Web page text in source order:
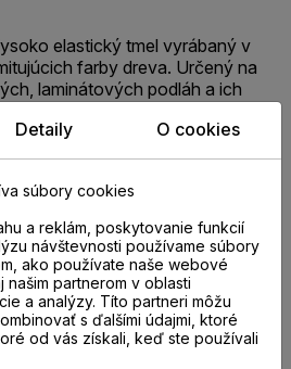
elastický tmel vyrábaný v
farby dreva. Určený na
laminátových podláh a ich
všetkými typmi farieb vrátane
lakov. CHARAKTERISTIKA
dobrá priľnavosť na porézne
podlahovými lakmi PRÍKLADY
s pohybom do 15% - spoje
líšt - tmelenie spojov medzi
aj veľkoplošné) -
drevených podláh a stenami
postup nájdete v
Detaily O cookies
súbory cookies
a reklám, poskytovanie funkcií
návštevnosti používame súbory
ako používate naše webové
našim partnerom v oblasti
a analýzy. Títo partneri môžu
s ďalšími údajmi, ktoré
od vás získali, keď ste používali